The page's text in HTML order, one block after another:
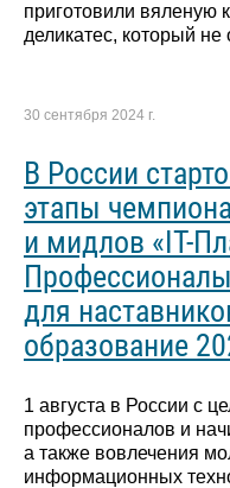
приготовили вяленую
деликатес, который
30 сентября 2024 г.
В России
этапы
и мидлов «IT-
для
образование
1 августа в России с
профессионалов и
а также вовлечения
информационных